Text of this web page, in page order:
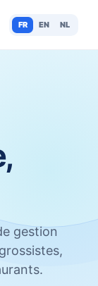
FR EN NL
gestion